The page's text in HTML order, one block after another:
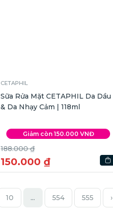
CETAPHIL
Sữa Rửa Mặt CETAPHIL Da Dầu
& Da Nhạy Cảm | 118ml
Giảm còn 150.000 VNĐ
188.000 ₫
150.000 ₫
10 ... 554 555 ›